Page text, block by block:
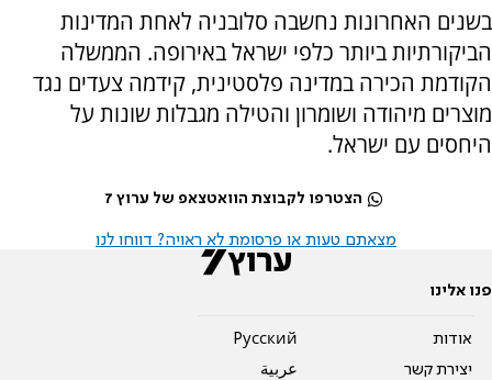
בשנים האחרונות נחשבה סלובניה לאחת המדינות
הביקורתיות ביותר כלפי ישראל באירופה. הממשלה
הקודמת הכירה במדינה פלסטינית, קידמה צעדים נגד
מוצרים מיהודה ושומרון והטילה מגבלות שונות על
היחסים עם ישראל.
הצטרפו לקבוצת הוואטצאפ של ערוץ 7
מצאתם טעות או פרסומת לא ראויה? דווחו לנו
פנו אלינו
אודות
יצירת קשר
Pусский
عربية